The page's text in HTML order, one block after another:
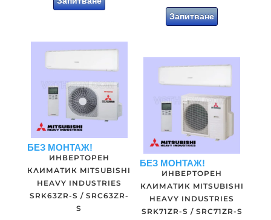
Запитване
БЕЗ МОНТАЖ!
ИНВЕРТОРЕН
КЛИМАТИК MITSUBISHI
HEAVY INDUSTRIES
SRK63ZR-S / SRC63ZR-
S
БЕЗ МОНТАЖ!
ИНВЕРТОРЕН
КЛИМАТИК MITSUBISHI
HEAVY INDUSTRIES
SRK71ZR-S / SRC71ZR-S